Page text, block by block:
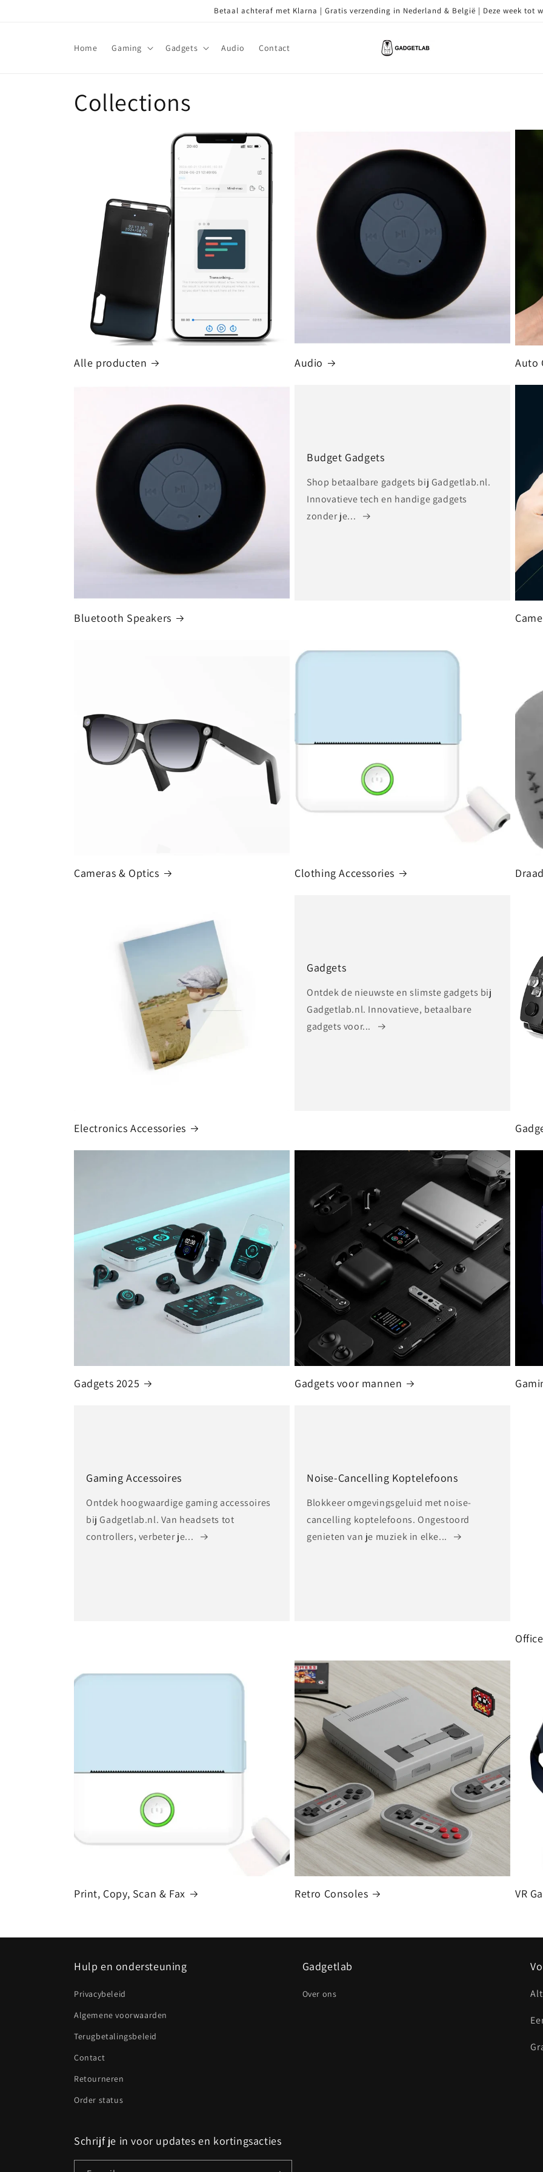
Betaal achteraf met Klarna | Gratis verzending in Nederland & België | Deze week tot
Home Gaming Gadgets Audio Contact
Collections
Alle producten Audio Auto
Bluetooth Speakers
Budget Gadgets
Shop betaalbare gadgets bij Gadgetlab.nl.
Innovatieve tech en handige gadgets
zonder je...
Cameras & Optics Clothing Accessories
Electronics Accessories
Gadgets
Ontdek de nieuwste en slimste gadgets bij
Gadgetlab.nl. Innovatieve, betaalbare
gadgets voor...
Gadgets 2025 Gadgets voor mannen
Gaming Accessoires
Ontdek hoogwaardige gaming accessoires
bij Gadgetlab.nl. Van headsets tot
controllers, verbeter je...
Noise-Cancelling Koptelefoons
Blokkeer omgevingsgeluid met noise-
cancelling koptelefoons. Ongestoord
genieten van je muziek in elke...
Print, Copy, Scan & Fax Retro Consoles VR
Hulp en ondersteuning
Privacybeleid
Algemene voorwaarden
Terugbetalingsbeleid
Contact
Retourneren
Order status
Gadgetlab
Over ons
Schrijf je in voor updates en kortingsacties